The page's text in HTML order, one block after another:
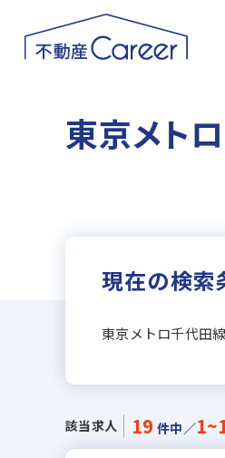
東京メト
現在の検索
東京メトロ千代田
該当求人 19 件中／